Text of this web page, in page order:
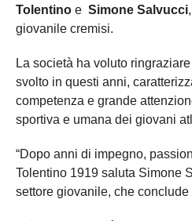
Tolentino e Simone Salvucci
giovanile cremisi.
La società ha voluto
svolto in questi anni,
competenza e grande
sportiva e umana dei giovani
“Dopo anni di impegno,
Tolentino 1919 saluta Simone
settore giovanile, che